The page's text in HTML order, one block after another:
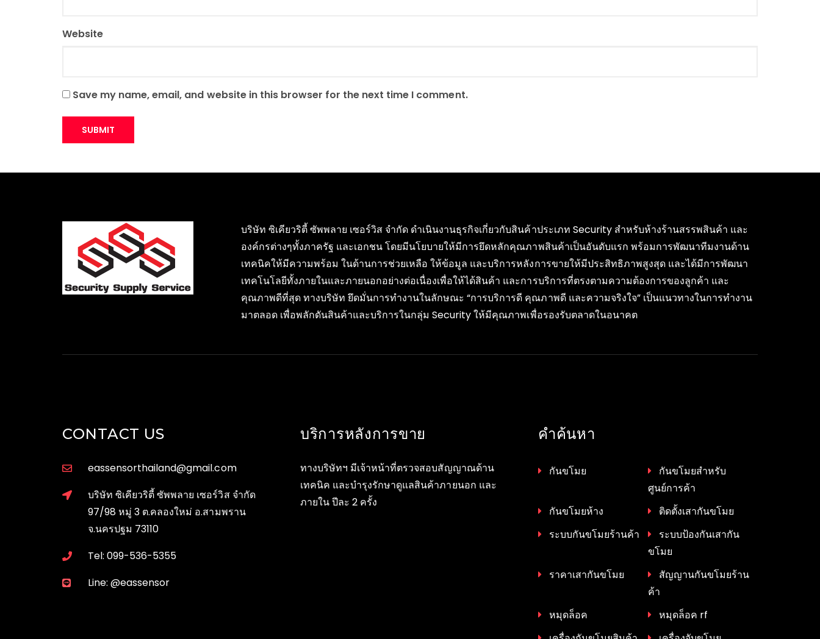
Website
Save my name, email, and website in this browser for the next time I comment.
บริษัท ซิเคียวริตี้ ซัพพลาย เซอร์วิส จำกัด ดำเนินงานธุรกิจเกี่ยวกับสินค้าประเภท Security สำหรับห้างร้านสรรพสินค้า และ
องค์กรต่างๆทั้งภาครัฐ และเอกชน โดยมีนโยบายให้มีการยึดหลักคุณภาพสินค้าเป็นอันดับแรก พร้อมการพัฒนาทีมงานด้าน
เทคนิคให้มีความพร้อม ในด้านการช่วยเหลือ ให้ข้อมูล และบริการหลังการขายให้มีประสิทธิภาพสูงสุด และได้มีการพัฒนา
เทคโนโลยีทั้งภายในและภายนอกอย่างต่อเนื่องเพื่อให้ได้สินค้า และการบริการที่ตรงตามความต้องการของลูกค้า และ
คุณภาพดีที่สุด ทางบริษัท ยึดมั่นการทำงานในลักษณะ “การบริการดี คุณภาพดี และความจริงใจ” เป็นแนวทางในการทำงาน
มาตลอด เพื่อพลักดันสินค้าและบริการในกลุ่ม Security ให้มีคุณภาพเพื่อรองรับตลาดในอนาคต
CONTACT US
eassensorthailand@gmail.com
บริษัท ซิเคียวริตี้ ซัพพลาย เซอร์วิส จำกัด
97/98 หมู่ 3 ต.คลองใหม่ อ.สามพราน
จ.นครปฐม 73110
Tel: 099-536-5355
Line: @eassensor
บริการหลังการขาย
ทางบริษัทฯ มีเจ้าหน้าที่ตรวจสอบสัญญาณด้าน
เทคนิค และบำรุงรักษาดูแลสินค้าภายนอก และ
ภายใน ปีละ 2 ครั้ง
คำค้นหา
กันขโมย
กันขโมยสำหรับ
ศูนย์การค้า
กันขโมยห้าง
ติดตั้งเสากันขโมย
ระบบกันขโมยร้านค้า
ระบบป้องกันเสากัน
ขโมย
ราคาเสากันขโมย
สัญญานกันขโมยร้าน
ค้า
หมุดล็อค
หมุดล็อค rf